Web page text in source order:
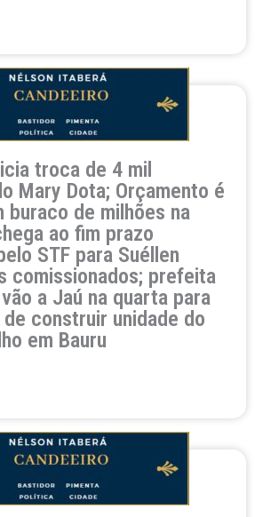
troca de 4 mil
Mary Dota; Orçamento é
buraco de milhões na
ao fim prazo
STF para Suéllen
comissionados; prefeita
a Jaú na quarta para
construir unidade do
em Bauru